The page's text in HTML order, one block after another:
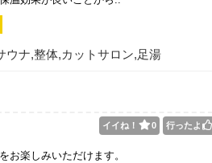
ウナ,整体,カットサロン,足湯
イイね！ 0 行ったよ
お楽しみいただけます。